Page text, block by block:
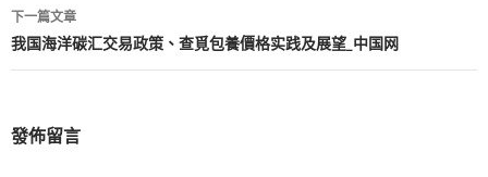
覽
下一篇文章
我国海洋碳汇交易政策、查覓包養價格实践及展望_中国网
發佈留言